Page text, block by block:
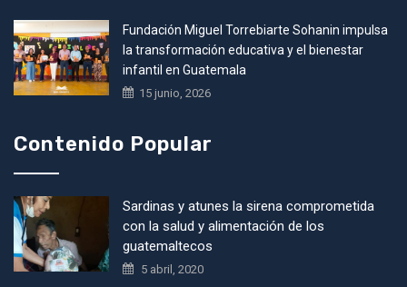
Fundación Miguel Torrebiarte Sohanin impulsa
la transformación educativa y el bienestar
infantil en Guatemala
15 junio, 2026
Contenido Popular
Sardinas y atunes la sirena comprometida
con la salud y alimentación de los
guatemaltecos
5 abril, 2020